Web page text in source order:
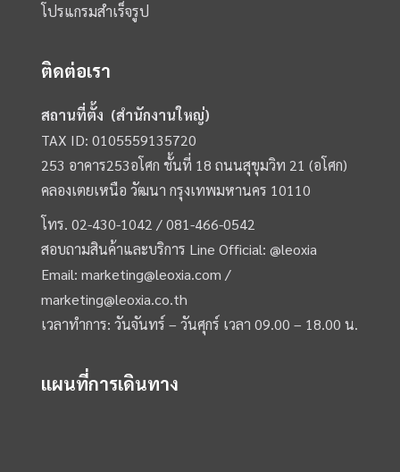
โปรแกรมสำเร็จรูป
ติดต่อเรา
สถานที่ตั้ง (สำนักงานใหญ่)
TAX ID: 0105559135720
253 อาคาร253อโศก ชั้นที่ 18 ถนนสุขุมวิท 21 (อโศก)
คลองเตยเหนือ วัฒนา กรุงเทพมหานคร 10110
โทร.02-430-1042 /081-466-0542
สอบถามสินค้าและบริการ Line Official:@leoxia
Email:marketing@leoxia.com /
marketing@leoxia.co.th
เวลาทำการ: วันจันทร์ – วันศุกร์ เวลา 09.00 – 18.00 น.
แผนที่การเดินทาง